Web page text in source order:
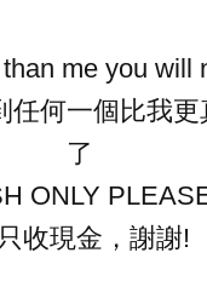
me you will
任何一個比我
了
ONLY
收現金，謝謝!